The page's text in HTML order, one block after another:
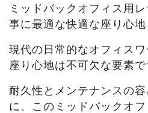
ミッドバックオフィス用
事に最適な快適な座り心地
現代の日常的なオフィス
座り心地は不可欠な要素で
耐久性とメンテナンスの
に、このミッドバックオ